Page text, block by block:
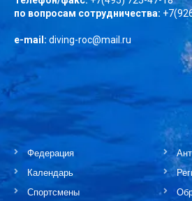
по вопросам сотрудничества:
e-mail: diving-roc@mail.ru
Федерация
Календарь
Спортсмены